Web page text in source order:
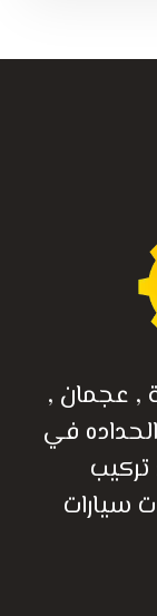
, عجمان ,
في
تركيب
سيارات